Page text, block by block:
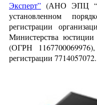
Эксперт” (АНО ЭПЦ
установленном
регистрации
Министерства
(ОГРН 1167700069976),
регистрации 7714057072.